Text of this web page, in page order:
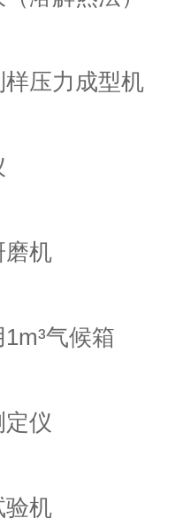
压力成型机
磨机
气候箱
仪
验机